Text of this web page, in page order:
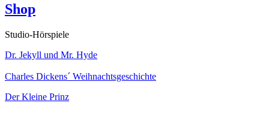
Shop
Studio-Hörspiele
Dr. Jekyll und Mr. Hyde
Charles Dickens´ Weihnachtsgeschichte
Der Kleine Prinz